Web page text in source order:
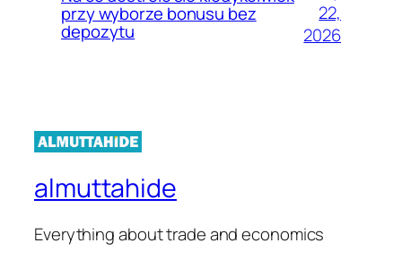
przy wyborze bonusu bez
depozytu
22,
2026
almuttahide
Everything about trade and economics